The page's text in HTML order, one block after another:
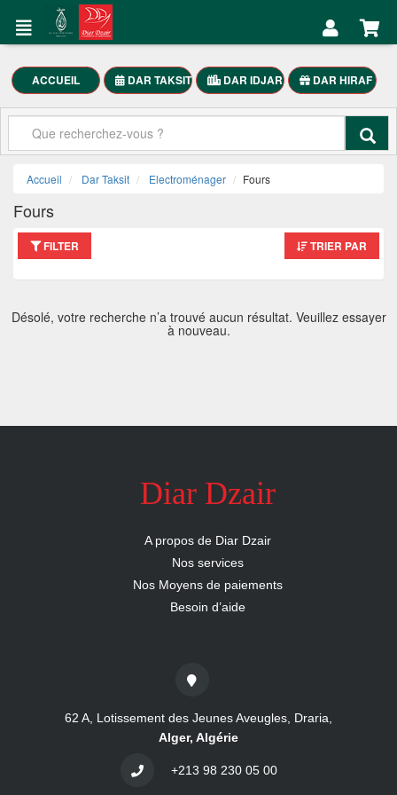
Accueil
Mon
العربية
DAR
DAR
TAKSIT
Meubles
Maison
Motocycle
Mon
Compte
ACCUEIL DAR TAKSIT DAR IDJAR DAR HIRAF
Accueil Dar Taksit Electroménager Fours
Fours
FILTER TRIER PAR
Désolé, votre recherche n’a trouvé aucun résultat. Veuillez essayer
à nouveau.
Diar Dzair
A propos de Diar Dzair
Nos services
Nos Moyens de paiements
Besoin d’aide
62 A, Lotissement des Jeunes Aveugles, Draria,
Alger, Algérie
+213 98 230 05 00